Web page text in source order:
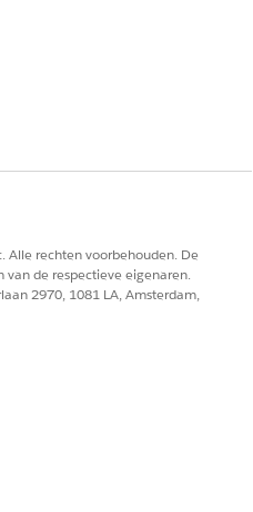
Alle rechten voorbehouden. De
de respectieve eigenaren.
2970, 1081 LA, Amsterdam,